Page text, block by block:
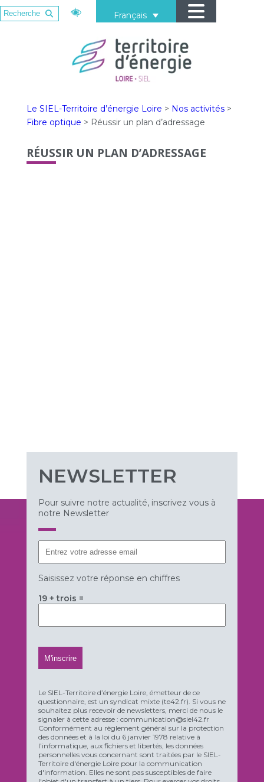
Français
Le SIEL-Territoire d’énergie Loire > Nos activités>
Fibre optique > Réussir un plan d’adressage
RÉUSSIR UN PLAN D’ADRESSAGE
NEWSLETTER
Pour suivre notre actualité, inscrivez vous à
notre Newsletter
Saisissez votre réponse en chiffres
19 + trois =
Le SIEL-Territoire d’énergie Loire, émetteur de ce
questionnaire, est un syndicat mixte (te42.fr). Si vous ne
souhaitez plus recevoir de newsletters, merci de nous le
signaler à cette adresse : communication@siel42.fr
Conformément au règlement général sur la protection
des données et à la loi du 6 janvier 1978 relative à
l’informatique, aux fichiers et libertés, les données
personnelles vous concernant sont traitées par le SIEL-
Territoire d'énergie Loire pour la communication
d'information. Elles ne sont pas susceptibles de faire